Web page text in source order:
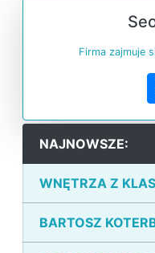
Firma zajmuje
NAJNOWSZE:
WNĘTRZA Z
BARTOSZ